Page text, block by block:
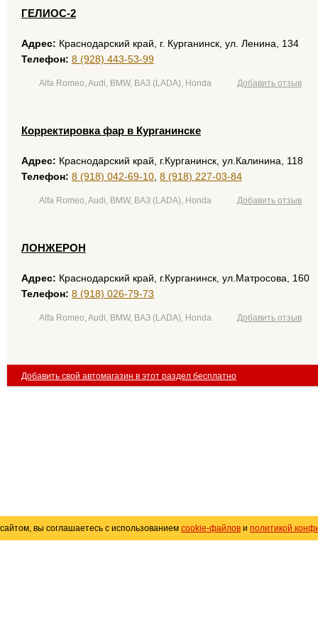
размещение рекламы
ГЕЛИОС-2
Адрес: Краснодарский край, г. Курганинск, ул. Ленина, 134
Телефон: 8 (928) 443-53-99
Alfa Romeo, Audi, BMW, ВАЗ (LADA), Honda Добавить отзыв
Корректировка фар в Курганинске
Адрес: Краснодарский край, г.Курганинск, ул.Калинина, 118
Телефон: 8 (918) 042-69-10 8 (918) 227-03-84
Alfa Romeo, Audi, BMW, ВАЗ (LADA), Honda Добавить отзыв
ЛОНЖЕРОН
Адрес: Краснодарский край, г.Курганинск, ул.Матросова, 160
Телефон: 8 (918) 026-79-73
Alfa Romeo, Audi, BMW, ВАЗ (LADA), Honda Добавить отзыв
Добавить свой автомагазин в этот раздел бесплатно
вы соглашаетесь с использованием cookie-файлов и политикой